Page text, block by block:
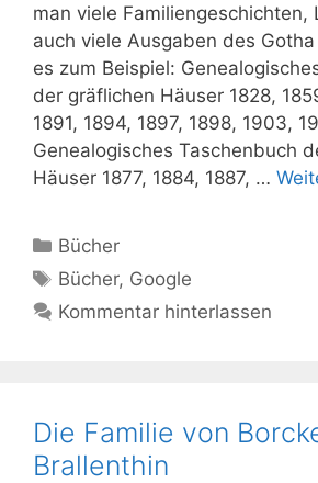
man viele Familiengeschichten,
auch viele Ausgaben des
es zum Beispiel:
‎der gräflichen Häuser 1828,
1891, 1894, 1897, 1898, 1903,
Genealogisches Taschenbuch
Häuser 1877, 1884, 1887, …
Kategorien
Bücher
Schlagwörter
Bücher, Google
Kommentar hinterlassen
Die Familie von
Brallenthin